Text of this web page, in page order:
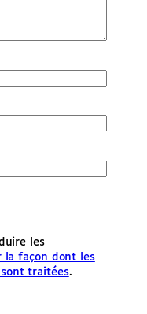
les
la façon dont les
traitées.